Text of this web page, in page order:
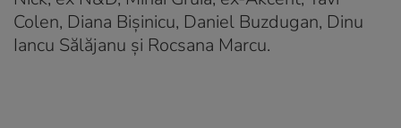
Colen, Diana Bișinicu, Daniel Buzdugan, Dinu
Iancu Sălăjanu și Rocsana Marcu.